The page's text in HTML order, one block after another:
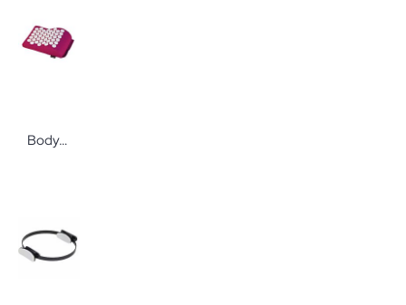
Bodynova Vital Akupressur-Kissen aubergine